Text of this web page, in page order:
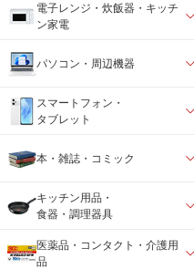
電子レンジ・炊飯器・キッチ
ン家電
パソコン・周辺機器
スマートフォン・
タブレット
本・雑誌・コミック
キッチン用品・
食器・調理器具
医薬品・コンタクト・介護用
品